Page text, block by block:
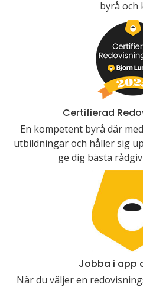
byrå och
Certifierad
En kompetent byrå där
utbildningar och håller sig
ge dig bästa
Jobba i app
När du väljer en